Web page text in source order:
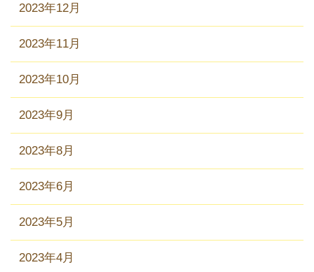
2023年12月
2023年11月
2023年10月
2023年9月
2023年8月
2023年6月
2023年5月
2023年4月